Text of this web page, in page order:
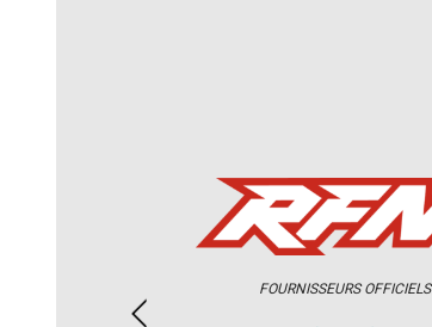
FOURNISSEURS OFFICIELS